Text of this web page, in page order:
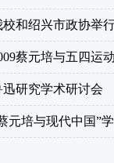
校和绍兴市政协举
蔡元培与五四运
迅研究学术研讨会
元培与现代中国”